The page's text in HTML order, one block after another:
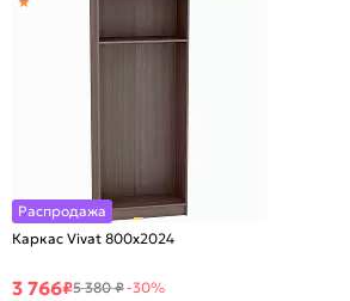
Распродажа
Каркас Vivat 800x2024
3 766₽5 380 ₽-30%